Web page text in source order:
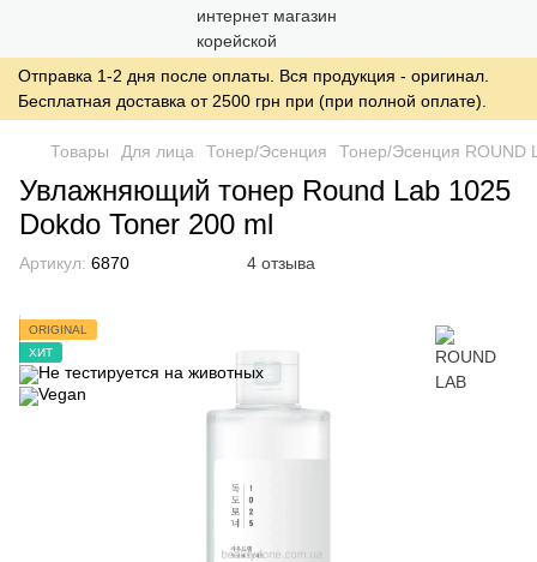
Отправка 1-2 дня после оплаты. Вся продукция - оригинал.
Бесплатная доставка от 2500 грн при (при полной оплате).
Товары Для лица Тонер/Эсенция Тонер/Эсенция ROUND
Увлажняющий тонер Round Lab 1025
Dokdo Toner 200 ml
Артикул: 6870 4 отзыва
ORIGINAL
ХИТ